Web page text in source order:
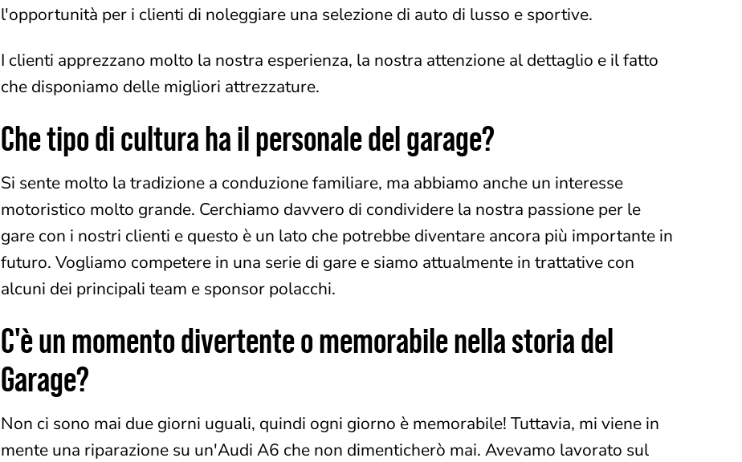
l'opportunità per i clienti di noleggiare una selezione di auto di lusso e sportive.
I clienti apprezzano molto la nostra esperienza, la nostra attenzione al dettaglio e il fatto
che disponiamo delle migliori attrezzature.
Che tipo di cultura ha il personale del garage?
Si sente molto la tradizione a conduzione familiare, ma abbiamo anche un interesse
motoristico molto grande. Cerchiamo davvero di condividere la nostra passione per le
gare con i nostri clienti e questo è un lato che potrebbe diventare ancora più importante in
futuro. Vogliamo competere in una serie di gare e siamo attualmente in trattative con
alcuni dei principali team e sponsor polacchi.
C'è un momento divertente o memorabile nella storia del
Garage?
Non ci sono mai due giorni uguali, quindi ogni giorno è memorabile! Tuttavia, mi viene in
mente una riparazione su un'Audi A6 che non dimenticherò mai. Avevamo lavorato sul